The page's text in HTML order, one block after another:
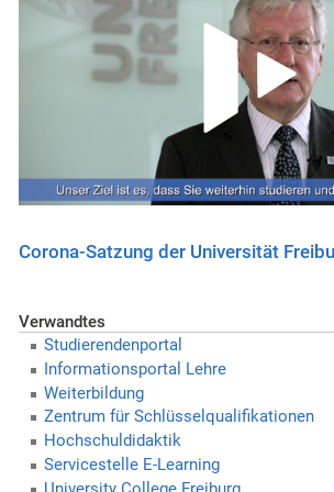
Corona-Satzung der Universität
Verwandtes
Studierendenportal
Informationsportal Lehre
Weiterbildung
Zentrum für Schlüsselqualifikationen
Hochschuldidaktik
Servicestelle E-Learning